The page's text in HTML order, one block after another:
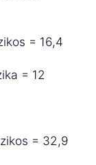
= 16,4
= 12
= 32,9